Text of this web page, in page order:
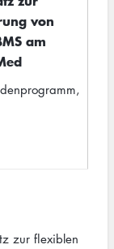
von
am
zur flexiblen